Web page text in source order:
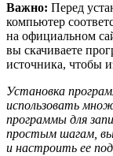
Важно: Перед
компьютер
на официальном
вы скачиваете
источника, чтобы
Установка
использовать
программы для
простым шагам,
и настроить ее